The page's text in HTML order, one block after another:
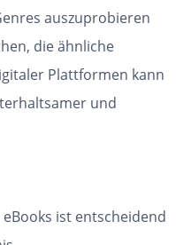
auszuprobieren
die ähnliche
Plattformen kann
und
ist entscheidend